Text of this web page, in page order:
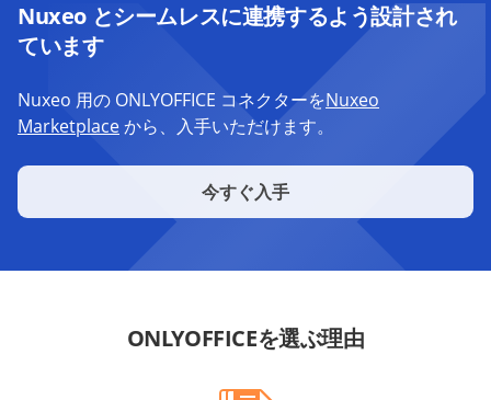
Nuxeo とシームレスに連携するよう設計され
ています
Nuxeo 用の ONLYOFFICE コネクターをNuxeo
Marketplaceから、入手いただけます。
今すぐ入手
ONLYOFFICEを選ぶ理由